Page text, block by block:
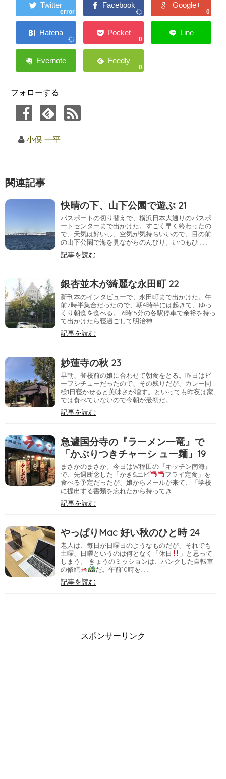
error 0
0
0
フォローする
小俣 一平
関連記事
快晴の下、山下公園で遊ぶ 21
パスポートの切り替えで、横浜日本大通りのパスポ
ートセンターまで出かけた。すごく早く終わったの
で、天気は好いし、空気が気持ちいいので、目の前
の山下公園で海を見ながらのんびり。いつもひ……
記事を読む
銀杏並木が綺麗な永田町 22
新刊本のインタビューで、永田町まで出かけた。午
前7時半集合だったので、朝4時半には起きて、ゆっ
くり朝食を食べる。 6時15分の各駅停車で余裕を持っ
て出かけたら寝過ごして明治神……
記事を読む
妙蓮寺の秋 23
早朝、登校前の娘に合わせて朝食をとる。昨日はビ
ーフシチューだったので、その残りだが、カレー同
様1日寝かせると美味さが増す。といっても昨夜は家
では食べていないので今朝が最初だ。 ……
記事を読む
急遽国分寺の『ラーメン一竜』で
「かぶりつきチャーシ ュー麺」19
まさかのまさか。今日はW稲田の『キッチン南海』
で、先週断念した「かき&エビ
フライ定食」を
食べる予定だったが、娘からメールが来て、「学校
に提出する書類を忘れたから持ってき……
記事を読む
やっぱりMac 好い秋のひと時 24
老人は、毎日が日曜日のようなものだが、それでも
土曜、日曜というのは何となく「休日
」と思って
しまう。 きょうのミッションは、パンクした自転車
の修繕
だ。午前10時を……
記事を読む
スポンサーリンク